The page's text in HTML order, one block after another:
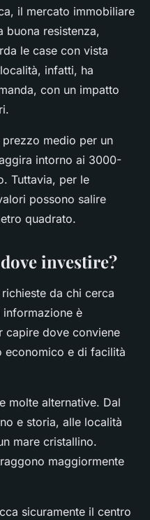
il mercato immobiliare
buona resistenza,
le case con vista
infatti, ha
con un impatto
medio per un
intorno ai 3000-
Tuttavia, per le
possono salire
quadrato.
investire?
da chi cerca
informazione è
capire dove conviene
economico e di facilità
molte alternative. Dal
e storia, alle località
mare cristallino.
maggiormente
sicuramente il centro